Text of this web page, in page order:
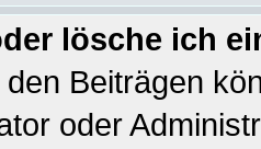
lösche ich
Beiträgen
oder